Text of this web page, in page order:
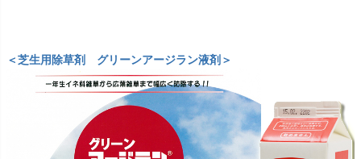
＜芝生用除草剤 グリーンアージラン液剤＞